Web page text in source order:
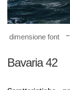
dimensione font
Bavaria 42